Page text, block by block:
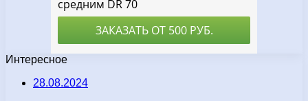
Интересное
28.08.2024